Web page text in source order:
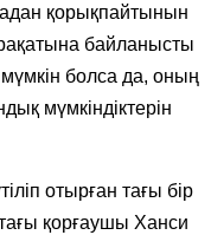
қорықпайтынын
байланысты
болса да, оның
мүмкіндіктерін
отырған тағы бір
қорғаушы Ханси